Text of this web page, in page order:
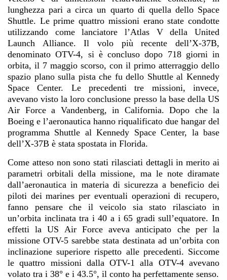
lunghezza pari a circa un quarto di quella dello Space
Shuttle. Le prime quattro missioni erano state condotte
utilizzando come lanciatore l’Atlas V della United
Launch Alliance. Il volo più recente dell’X-37B,
denominato OTV-4, si è concluso dopo 718 giorni in
orbita, il 7 maggio scorso, con il primo atterraggio dello
spazio plano sulla pista che fu dello Shuttle al Kennedy
Space Center. Le precedenti tre missioni, invece,
avevano visto la loro conclusione presso la base della US
Air Force a Vandenberg, in California. Dopo che la
Boeing e l’aeronautica hanno riqualificato due hangar del
programma Shuttle al Kennedy Space Center, la base
dell’X-37B è stata spostata in Florida.
Come atteso non sono stati rilasciati dettagli in merito ai
parametri orbitali della missione, ma le note diramate
dall’aeronautica in materia di sicurezza a beneficio dei
piloti dei marines per eventuali operazioni di recupero,
fanno pensare che il veicolo sia stato rilasciato in
un’orbita inclinata tra i 40 a i 65 gradi sull’equatore. In
effetti la US Air Force aveva anticipato che per la
missione OTV-5 sarebbe stata destinata ad un’orbita con
inclinazione superiore rispetto alle precedenti. Siccome
le quattro missioni dalla OTV-1 alla OTV-4 avevano
volato tra i 38° e i 43.5°, il conto ha perfettamente senso.